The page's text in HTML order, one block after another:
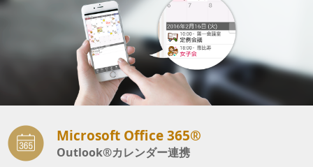
Microsoft Office 365®
Outlook®カレンダー連携